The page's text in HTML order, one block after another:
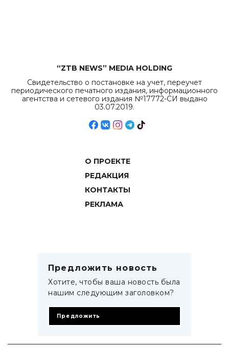
“ZTB NEWS” MEDIA HOLDING
Свидетельство о постановке на учет, переучет
периодического печатного издания, информационного
агентства и сетевого издания №17772-СИ выдано
03.07.2019.
О ПРОЕКТЕ
РЕДАКЦИЯ
КОНТАКТЫ
РЕКЛАМА
Предложить новость
Хотите, чтобы ваша новость была
нашим следующим заголовком?
Предложить